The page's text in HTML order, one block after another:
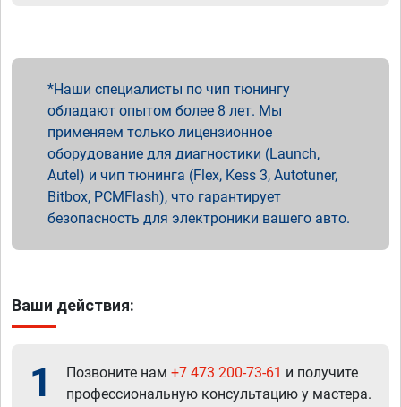
Наши специалисты по чип тюнингу
обладают опытом более 8 лет. Мы
применяем только лицензионное
оборудование для диагностики (Launch,
Autel) и чип тюнинга (Flex, Kess 3, Autotuner,
Bitbox, PCMFlash), что гарантирует
безопасность для электроники вашего авто.
Ваши действия:
1 Позвоните нам +7 473 200-73-61 и получите
профессиональную консультацию у мастера.